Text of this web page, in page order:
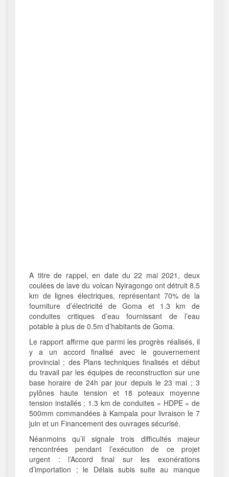
A titre de rappel, en date du 22 mai 2021, deux
coulées de lave du volcan Nyiragongo ont détruit 8.5
km de lignes électriques, représentant 70% de la
fourniture d’électricité de Goma et 1.3 km de
conduites critiques d’eau fournissant de l’eau
potable à plus de 0.5m d’habitants de Goma.
Le rapport affirme que parmi les progrès réalisés, il
y a un accord finalisé avec le gouvernement
provincial ; des Plans techniques finalisés et début
du travail par les équipes de reconstruction sur une
base horaire de 24h par jour depuis le 23 mai ; 3
pylônes haute tension et 18 poteaux moyenne
tension installés ; 1.3 km de conduites « HDPE » de
500mm commandées à Kampala pour livraison le 7
juin et un Financement des ouvrages sécurisé.
Néanmoins qu’il signale trois difficultés majeur
rencontrées pendant l’exécution de ce projet
urgent : l’Accord final sur les exonérations
d’importation ; le Délais subis suite au manque